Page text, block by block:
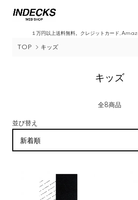
１万円以上送料無料。クレジットカード
TOP キッズ
キッズ
全8商品
並び替え